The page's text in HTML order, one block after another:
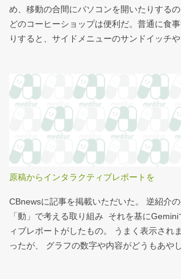
め、移動の合間にパソコンを開いたりする
どのコーヒーショップは便利だ。普通に食
りすると、サイドメニューのサンドイッチや
気になっていた。お腹の肉がだいぶたるん
せいもあるのではないかと。 シナモンロー
http://www.starbucks.co.jp/allergy/pdf/
ビった。これはまずい。下手な食事以上のカ
556kcalがどのくらいヤバイのか、スターバ
マクドナルドで考えてみる。（ちなみにマク
とカロリーがほぼ同じもの（530kcal～
ルド商品から２つ選んでください ハンバー
ルクォーターパウンダー・チーズ フィレオ
ックバーガー マックフライポテト（S) マ
マックフライポテト（L) 正解は続きで。
原稿からインタラクティブレポートを
CBnewsに記事を掲載いただいた。 逆紹介
「動」で考える取り組み それを基に
ィブレポートがしたもの。 うまく表示され
ったが、 グラフの数字や内容がどうもあや